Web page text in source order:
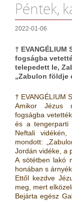
Péntek,
2022-01-06
†
fogságba
telepedett le,
„Zabulon földje
† EVANGÉLIUM
Amikor Jézus
fogságba
és a tengerparti
Neftali
mondott:
Jordán vidéke, a
A sötétben lakó
honában s
Ettől kezdve
meg, mert
Bejárta egész